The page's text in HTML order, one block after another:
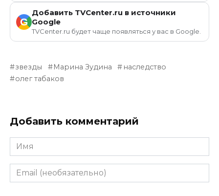
G
Добавить TVCenter.ru в источники
Google
TVCenter.ru будет чаще появляться у вас в Google.
звезды Марина Зудина
наследство
олег табаков
Добавить комментарий
Имя
Email
(необязательно)